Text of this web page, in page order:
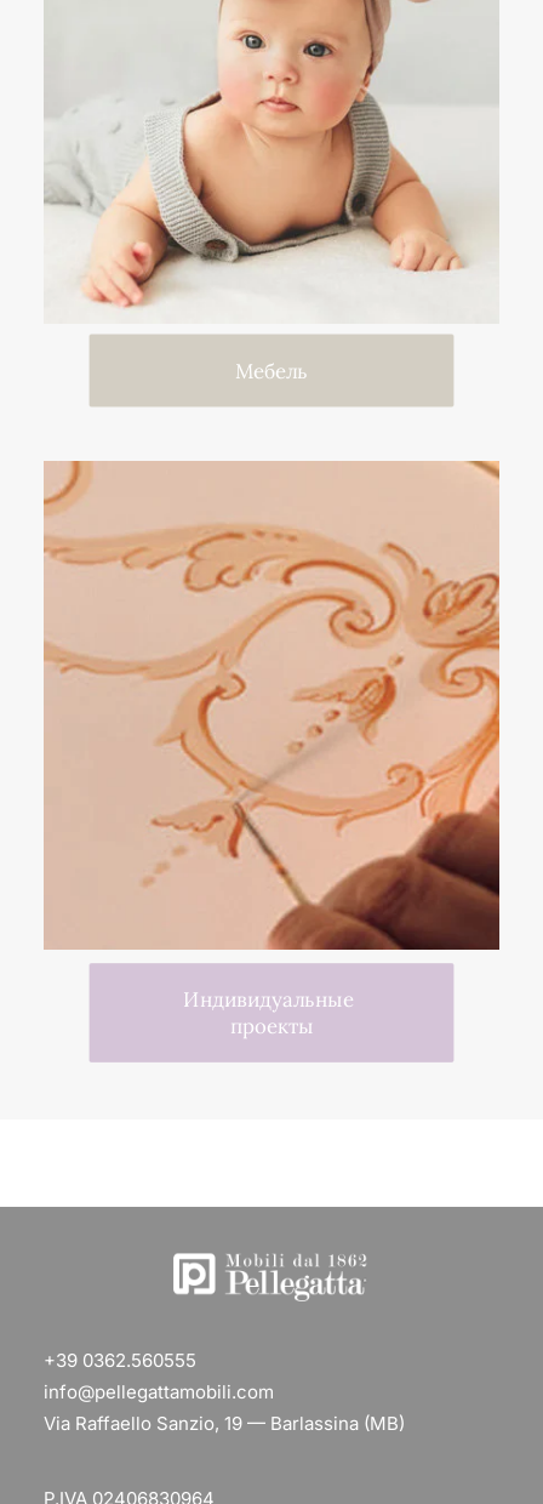
Мебель
Индивидуальные
проекты
+39 0362.560555
info@pellegattamobili.com
Via Raffaello Sanzio, 19 — Barlassina (MB)
P.IVA 02406830964